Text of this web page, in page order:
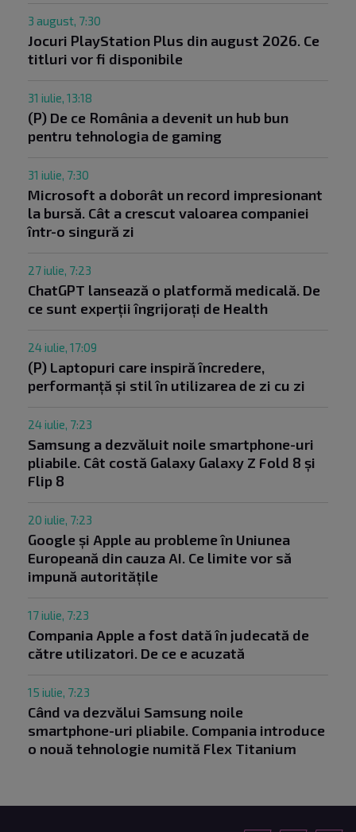
3 august, 7:30
Jocuri PlayStation Plus din august 2026. Ce
titluri vor fi disponibile
31 iulie, 13:18
(P) De ce România a devenit un hub bun
pentru tehnologia de gaming
31 iulie, 7:30
Microsoft a doborât un record impresionant
la bursă. Cât a crescut valoarea companiei
într-o singură zi
27 iulie, 7:23
ChatGPT lansează o platformă medicală. De
ce sunt experții îngrijorați de Health
24 iulie, 17:09
(P) Laptopuri care inspiră încredere,
performanță și stil în utilizarea de zi cu zi
24 iulie, 7:23
Samsung a dezvăluit noile smartphone-uri
pliabile. Cât costă Galaxy Galaxy Z Fold 8 și
Flip 8
20 iulie, 7:23
Google și Apple au probleme în Uniunea
Europeană din cauza AI. Ce limite vor să
impună autoritățile
17 iulie, 7:23
Compania Apple a fost dată în judecată de
către utilizatori. De ce e acuzată
15 iulie, 7:23
Când va dezvălui Samsung noile
smartphone-uri pliabile. Compania introduce
o nouă tehnologie numită Flex Titanium